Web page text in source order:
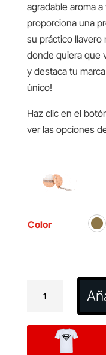
agradable aroma
proporciona una
su práctico llavero
donde quiera que
y destaca tu
único!
Haz clic en el
ver las opciones
Color
Bálsamo
cantidad